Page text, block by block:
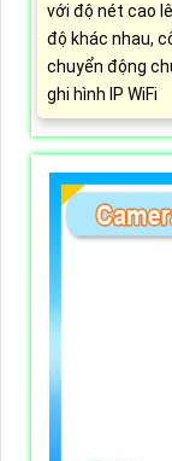
với độ nét cao
độ khác nhau,
chuyển động
ghi hình IP WiFi